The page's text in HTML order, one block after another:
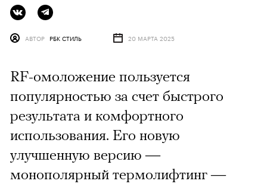
АВТОР РБК СТИЛЬ 20 МАРТА 2025
RF-омоложение пользуется
популярностью за счет быстрого
результата и комфортного
использования. Его новую
улучшенную версию —
монополярный термолифтинг —